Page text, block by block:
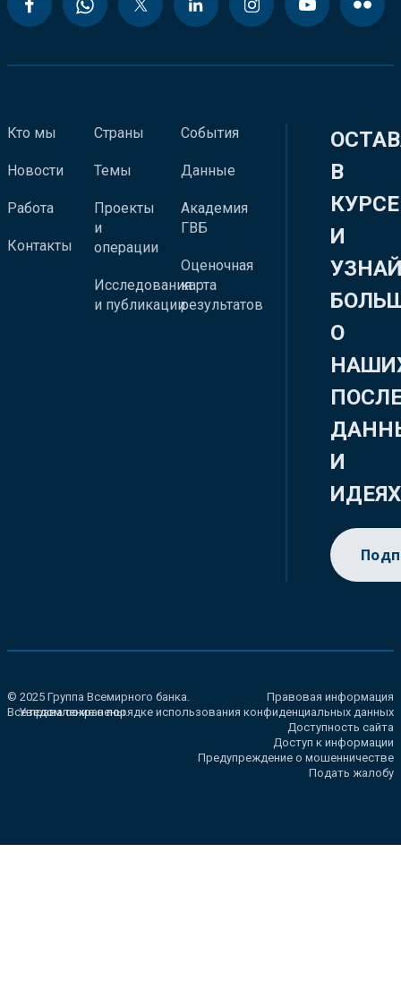
Кто мы
Новости
Работа
Контакты
Страны
Темы
Проекты
и
операции
Исследования
и публикации
События
Данные
Академия
ГВБ
Оценочная
карта
результатов
В
КУРСЕ
И
О
И
ИДЕЯХ
© 2025 Группа Всемирного банка.
Все права сохранены.
Правовая информация
Уведомление о порядке использования конфиденциальных данных
Доступность сайта
Доступ к информации
Предупреждение о мошенничестве
Подать жалобу